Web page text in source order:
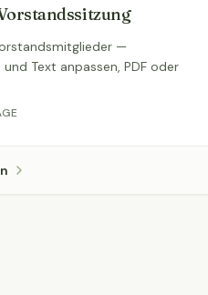
—
Text anpassen, PDF oder